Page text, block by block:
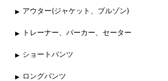
アウター(ジャケット、ブルゾン)
トレーナー、パーカー、セーター
ショートパンツ
ロングパンツ